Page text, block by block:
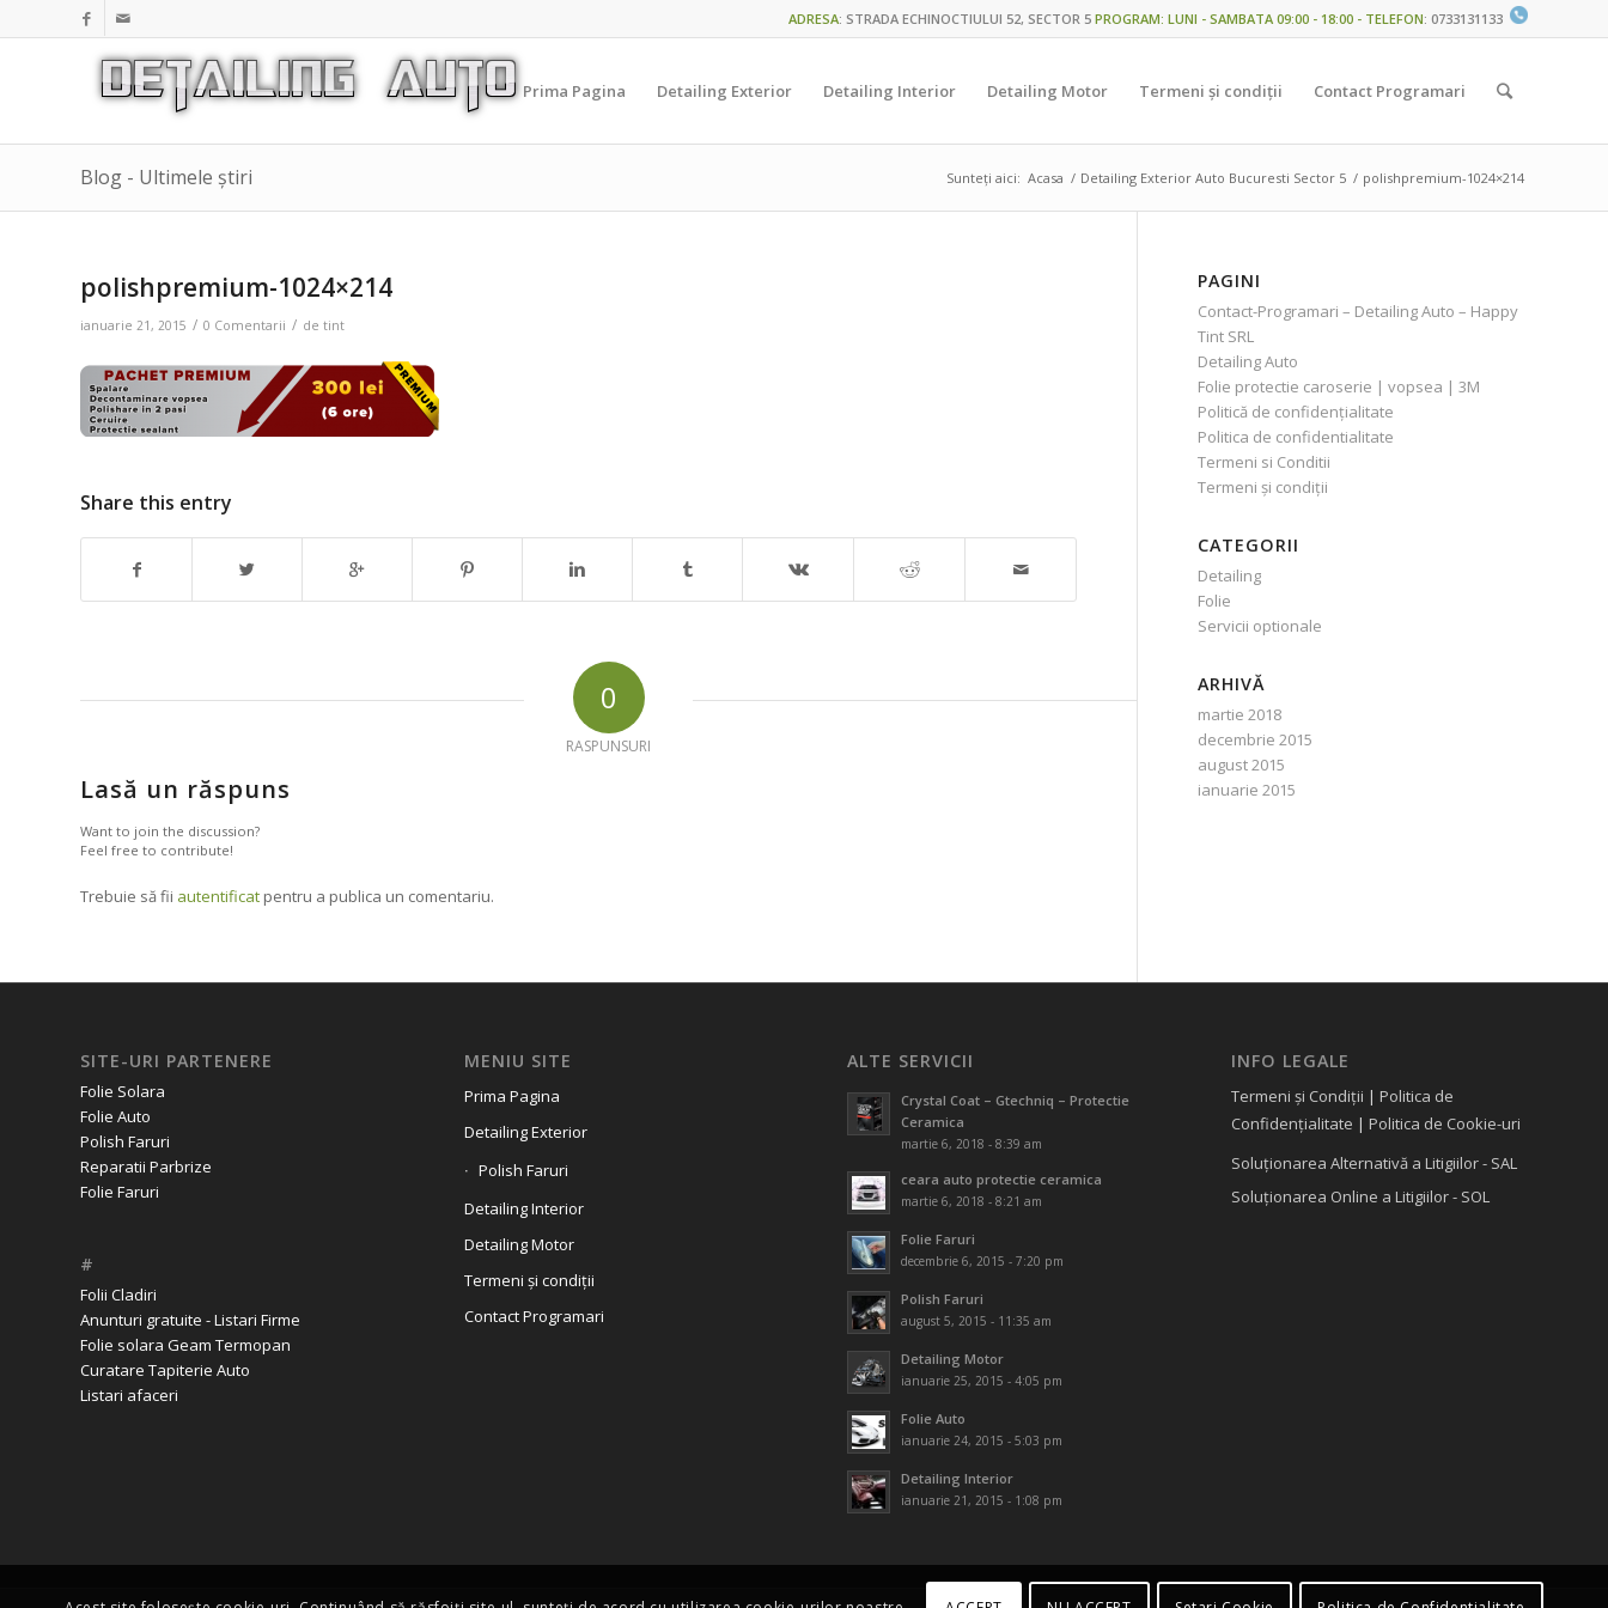
ADRESA: STRADA ECHINOCTIULUI 52, SECTOR 5 PROGRAM: LUNI - SAMBATA 09:00 - 18:00 - TELEFON: 0733131133
Prima Pagina Detailing Exterior Detailing Interior Detailing Motor Termeni și condiții Contact Programari
Blog - Ultimele știri Sunteți aici: Acasa / Detailing Exterior Auto Bucuresti Sector 5 / polishpremium-1024×214
polishpremium-1024×214
ianuarie 21, 2015 / 0 Comentarii / de tint
Share this entry
0
RASPUNSURI
Lasă un răspuns
Want to join the discussion?
Feel free to contribute!
Trebuie să fii autentificat pentru a publica un comentariu.
PAGINI
Contact-Programari – Detailing Auto – Happy
Tint SRL
Detailing Auto
Folie protectie caroserie | vopsea | 3M
Politică de confidențialitate
Politica de confidentialitate
Termeni si Conditii
Termeni și condiții
CATEGORII
Detailing
Folie
Servicii optionale
ARHIVĂ
martie 2018
decembrie 2015
august 2015
ianuarie 2015
SITE-URI PARTENERE
Folie Solara
Folie Auto
Polish Faruri
Reparatii Parbrize
Folie Faruri
#
Folii Cladiri
Anunturi gratuite - Listari Firme
Folie solara Geam Termopan
Curatare Tapiterie Auto
Listari afaceri
MENIU SITE
Prima Pagina
Detailing Exterior
Polish Faruri
Detailing Interior
Detailing Motor
Termeni și condiții
Contact Programari
ALTE SERVICII
Crystal Coat – Gtechniq – Protectie
Ceramica
martie 6, 2018 - 8:39 am
ceara auto protectie ceramica
martie 6, 2018 - 8:21 am
Folie Faruri
decembrie 6, 2015 - 7:20 pm
Polish Faruri
august 5, 2015 - 11:35 am
Detailing Motor
ianuarie 25, 2015 - 4:05 pm
Folie Auto
ianuarie 24, 2015 - 5:03 pm
Detailing Interior
ianuarie 21, 2015 - 1:08 pm
INFO LEGALE
Termeni și Condiții | Politica de
Confidențialitate | Politica de Cookie-uri
Soluționarea Alternativă a Litigiilor - SAL
Soluționarea Online a Litigiilor - SOL